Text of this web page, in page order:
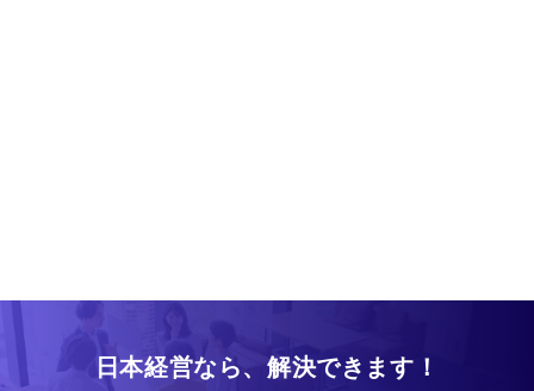
日本経営なら、解決できます！